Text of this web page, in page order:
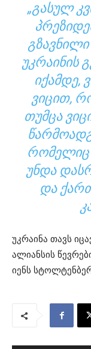
„ᲒᲐᲡᲣᲚ
ᲣᲙᲠᲐᲘᲜᲘᲡ
ᲘᲥᲐᲛᲓᲔ,
ᲕᲘᲪᲘᲗ,
ᲗᲣᲛᲪᲐ
ᲠᲝᲛᲔᲚᲘᲪ
ᲣᲜᲓᲐ
ᲓᲐ
უკრაინა თავს
ალიანსის
იენს